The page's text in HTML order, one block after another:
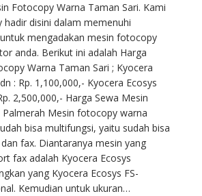
Fotocopy Warna Taman Sari. Kami
hadir disini dalam memenuhi
mengadakan mesin fotocopy
anda. Berikut ini adalah Harga
Warna Taman Sari ; Kyocera
: Rp. 1,100,000,- Kyocera Ecosys
2,500,000,- Harga Sewa Mesin
Mesin fotocopy warna
bisa multifungsi, yaitu sudah bisa
fax. Diantaranya mesin yang
fax adalah Kyocera Ecosys
yang Kyocera Ecosys FS-
Kemudian untuk ukuran…